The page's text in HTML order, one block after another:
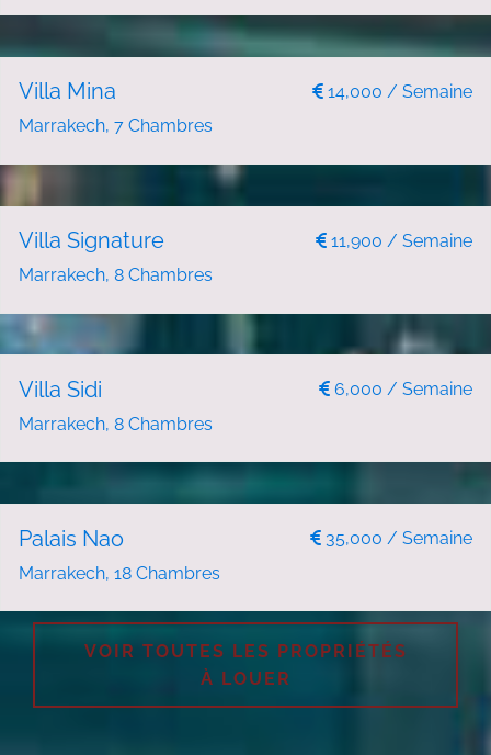
Villa Mina
14,000 / Semaine
Marrakech, 7 Chambres
Villa Signature
11,900 / Semaine
Marrakech, 8 Chambres
Villa Sidi
6,000 / Semaine
Marrakech, 8 Chambres
Palais Nao
35,000 / Semaine
Marrakech, 18 Chambres
VOIR TOUTES LES PROPRIÉTÉS
À LOUER